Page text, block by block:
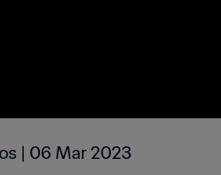
| 06 Mar 2023